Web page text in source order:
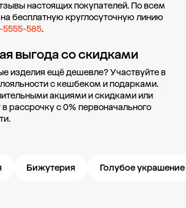
настоящих покупателей. По всем
бесплатную круглосуточную линию
585.
выгода со скидками
изделия ещё дешевле? Участвуйте в
с кешбеком и подарками.
акциями и скидкамиили
в рассрочкус 0% первоначального
Бижутерия Голубое украшение